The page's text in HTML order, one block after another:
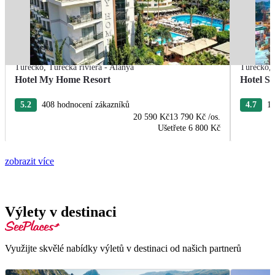
Turecko,Turecká riviéra - Alanya
Hotel My Home Resort
5.2
408 hodnocení zákazníků
20 590 Kč13 790 Kč /os.
Ušetřete 6 800 Kč
Turecko,
Hotel
4.7
zobrazit více
Výlety v destinaci
Využijte skvělé nabídky výletů v destinaci od našich partnerů